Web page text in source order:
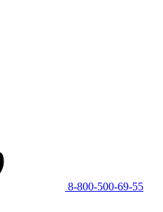
8-800-500-69-55